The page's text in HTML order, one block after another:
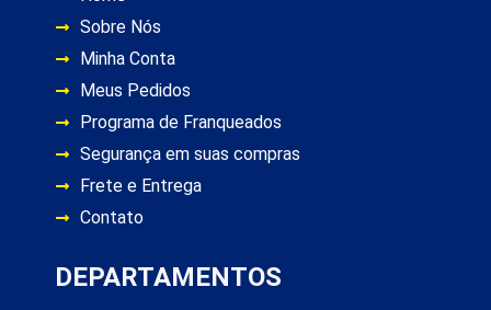
Sobre Nós
Minha Conta
Meus Pedidos
Programa de Franqueados
Segurança em suas compras
Frete e Entrega
Contato
DEPARTAMENTOS